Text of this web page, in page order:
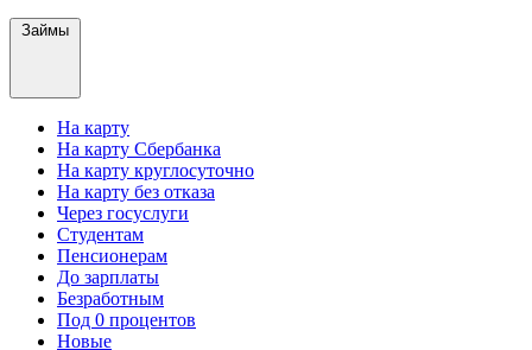
Займы
На карту
На карту Сбербанка
На карту круглосуточно
На карту без отказа
Через госуслуги
Студентам
Пенсионерам
До зарплаты
Безработным
Под 0 процентов
Новые